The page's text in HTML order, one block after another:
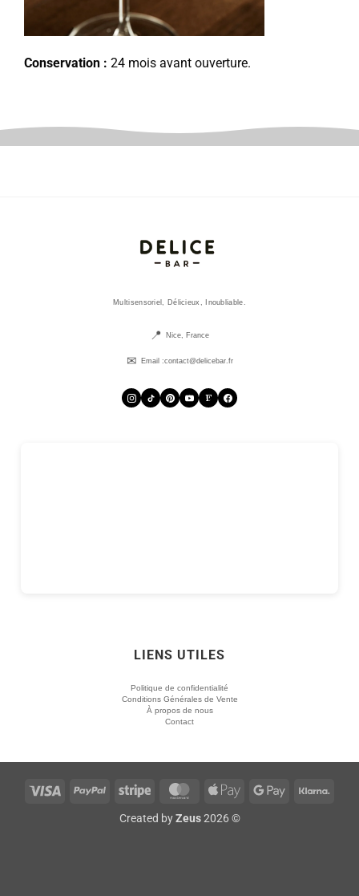
Conservation : 24 mois avant ouverture.
Multisensoriel, Délicieux, Inoubliable.
Nice, France
Email :contact@delicebar.fr
LIENS UTILES
Politique de confidentialité
Conditions Générales de Vente
À propos de nous
Contact
Visa PayPal Stripe MasterCardApple
Google
Created byZeus2026 ©